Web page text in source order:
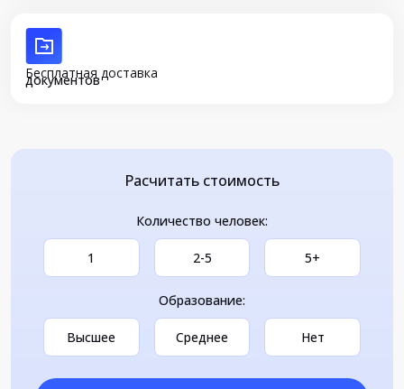
Бесплатная доставка
документов
Расчитать стоимость
Количество человек:
1 2-5 5+
Образование:
Высшее Среднее Нет